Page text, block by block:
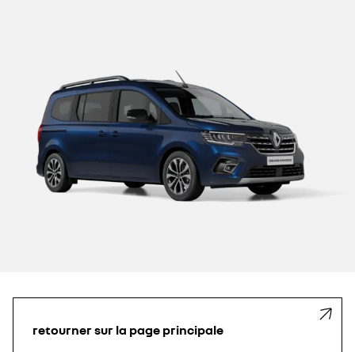
retourner sur la page principale